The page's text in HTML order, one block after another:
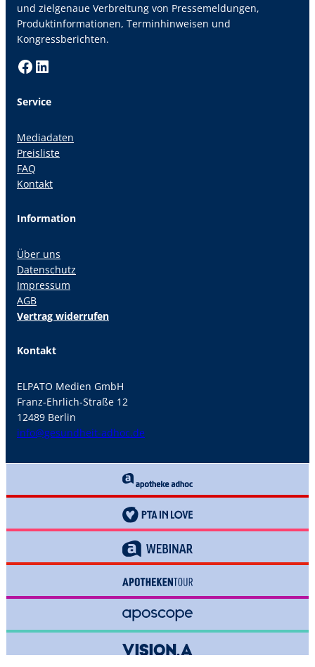
und zielgenaue Verbreitung von Pressemeldungen,
Produktinformationen, Terminhinweisen und
Kongressberichten.
Facebook LinkedIn
Service
Mediadaten
Preisliste
FAQ
Kontakt
Information
Über uns
Datenschutz
Impressum
AGB
Vertrag widerrufen
Kontakt
ELPATO Medien GmbH
Franz-Ehrlich-Straße 12
12489 Berlin
info@gesundheit-adhoc.de